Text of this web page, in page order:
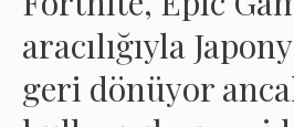
aracılığıyla
geri dönüyor